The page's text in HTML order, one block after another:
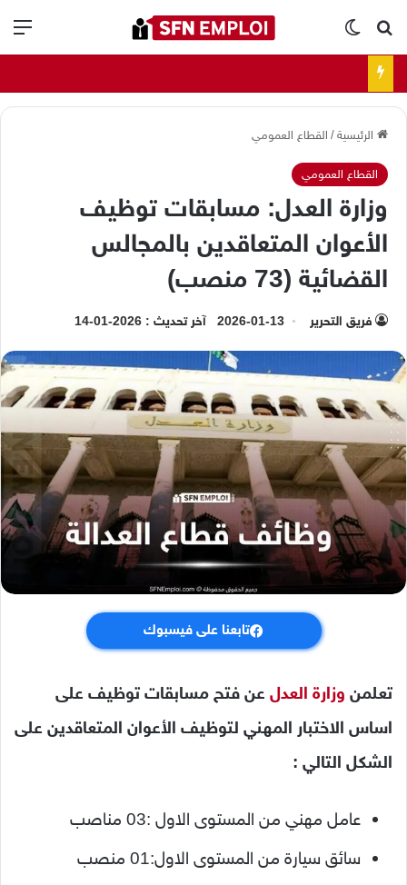
بحث عنالوضع المظلم
الرئيسية/ القطاع العمومي
القطاع العمومي
وزارة العدل: مسابقات توظيف
الأعوان المتعاقدين بالمجالس
القضائية (73 منصب)
فريق التحرير 2026-01-13 آخر تحديث : 2026-01-14
تابعنا على فيسبوك
تعلمن وزارة العدل عن فتح مسابقات توظيف على
اساس الاختبار المهني لتوظيف الأعوان المتعاقدين على
الشكل التالي :
عامل مهني من المستوى الاول :03 مناصب
سائق سيارة من المستوى الاول:01 منصب